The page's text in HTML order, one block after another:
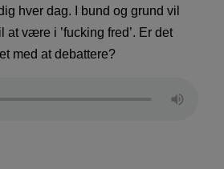
hver dag. I bund og grund vil
at være i ’fucking fred’. Er det
med at debattere?